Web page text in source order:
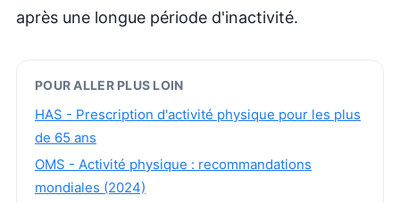
après une longue période d'inactivité.
POUR ALLER PLUS LOIN
HAS - Prescription d'activité physique pour les plus
de 65 ans
OMS - Activité physique : recommandations
mondiales (2024)